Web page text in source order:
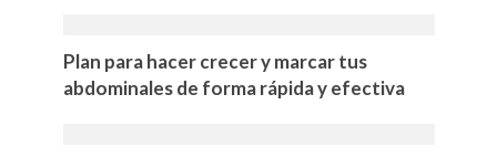
Plan para hacer crecer y marcar tus
abdominales de forma rápida y efectiva